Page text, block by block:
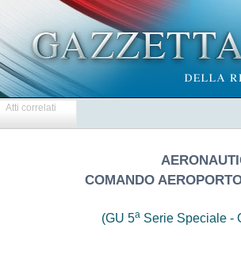
Atti correlati
COMANDO
(GU 5a Serie Speciale -